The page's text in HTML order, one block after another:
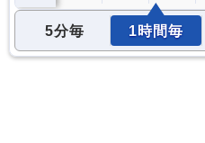
5分毎 1時間毎